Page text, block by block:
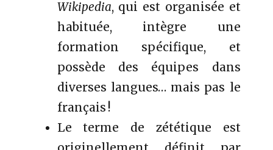
Wikipedia, qui est organisée et
habituée, intègre une
formation spécifique, et
possède des équipes dans
diverses langues… mais pas le
français !
Le terme de zététique est